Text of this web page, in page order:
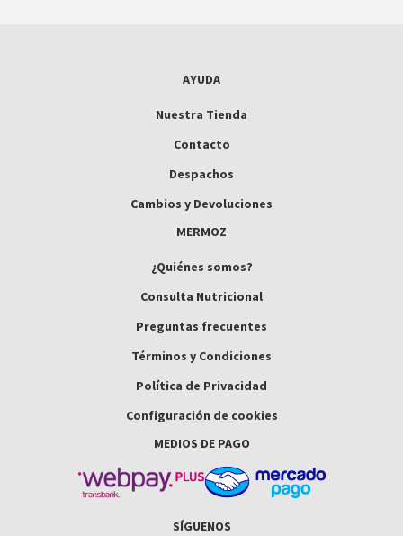
AYUDA
Nuestra Tienda
Contacto
Despachos
Cambios y Devoluciones
MERMOZ
¿Quiénes somos?
Consulta Nutricional
Preguntas frecuentes
Términos y Condiciones
Política de Privacidad
Configuración de cookies
MEDIOS DE PAGO
SÍGUENOS